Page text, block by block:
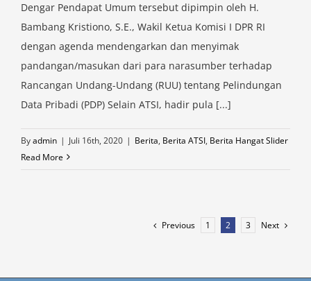
Dengar Pendapat Umum tersebut dipimpin oleh H.
Bambang Kristiono, S.E., Wakil Ketua Komisi I DPR RI
dengan agenda mendengarkan dan menyimak
pandangan/masukan dari para narasumber terhadap
Rancangan Undang-Undang (RUU) tentang Pelindungan
Data Pribadi (PDP) Selain ATSI, hadir pula [...]
Byadmin | Juli 16th, 2020 | Berita, Berita ATSI, Berita Hangat Slider
Read More
Previous 1 2 3 Next